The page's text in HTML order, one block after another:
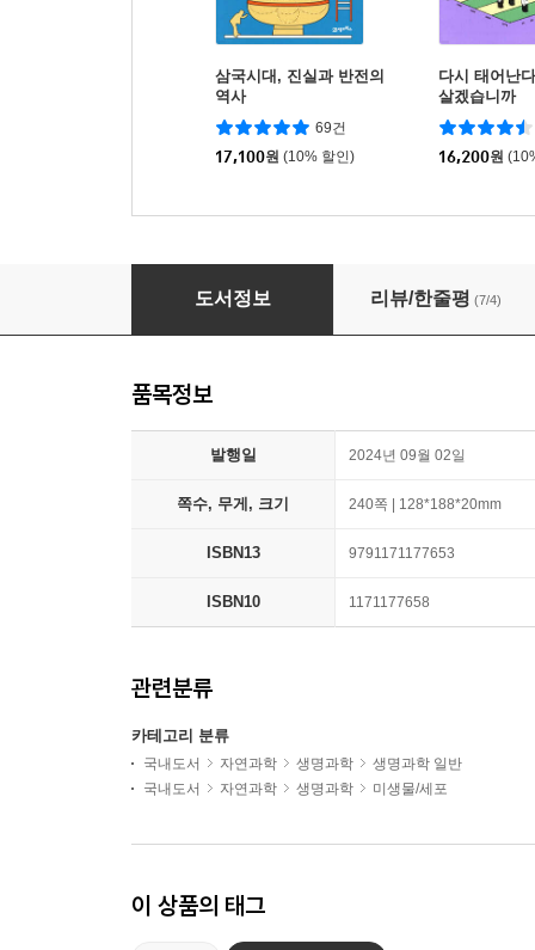
삼국시대, 진실과 반전의
역사
69건
17,100원 (10% 할인)
다시 태어난
살겠습니까
16,200원
왜 늙을까, 왜 병들까, 왜 죽을까
도서정보 리뷰/한줄평 (7/4)
품목정보
발행일 2024년 09월 02일
쪽수, 무게, 크기 240쪽 | 128*188*20mm
ISBN13 9791171177653
ISBN10 1171177658
관련분류
카테고리 분류
국내도서 자연과학 생명과학
생명과학 일반
국내도서
자연과학 생명과학 미생물/세포
이 상품의 태그